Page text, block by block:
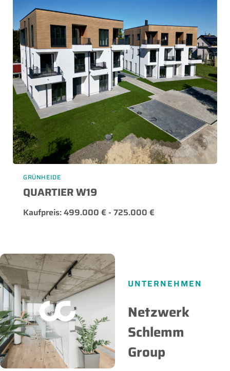
GRÜNHEIDE
QUARTIER W19
Kaufpreis: 499.000 € - 725.000 €
UNTERNEHMEN
Netzwerk
Schlemm
Group